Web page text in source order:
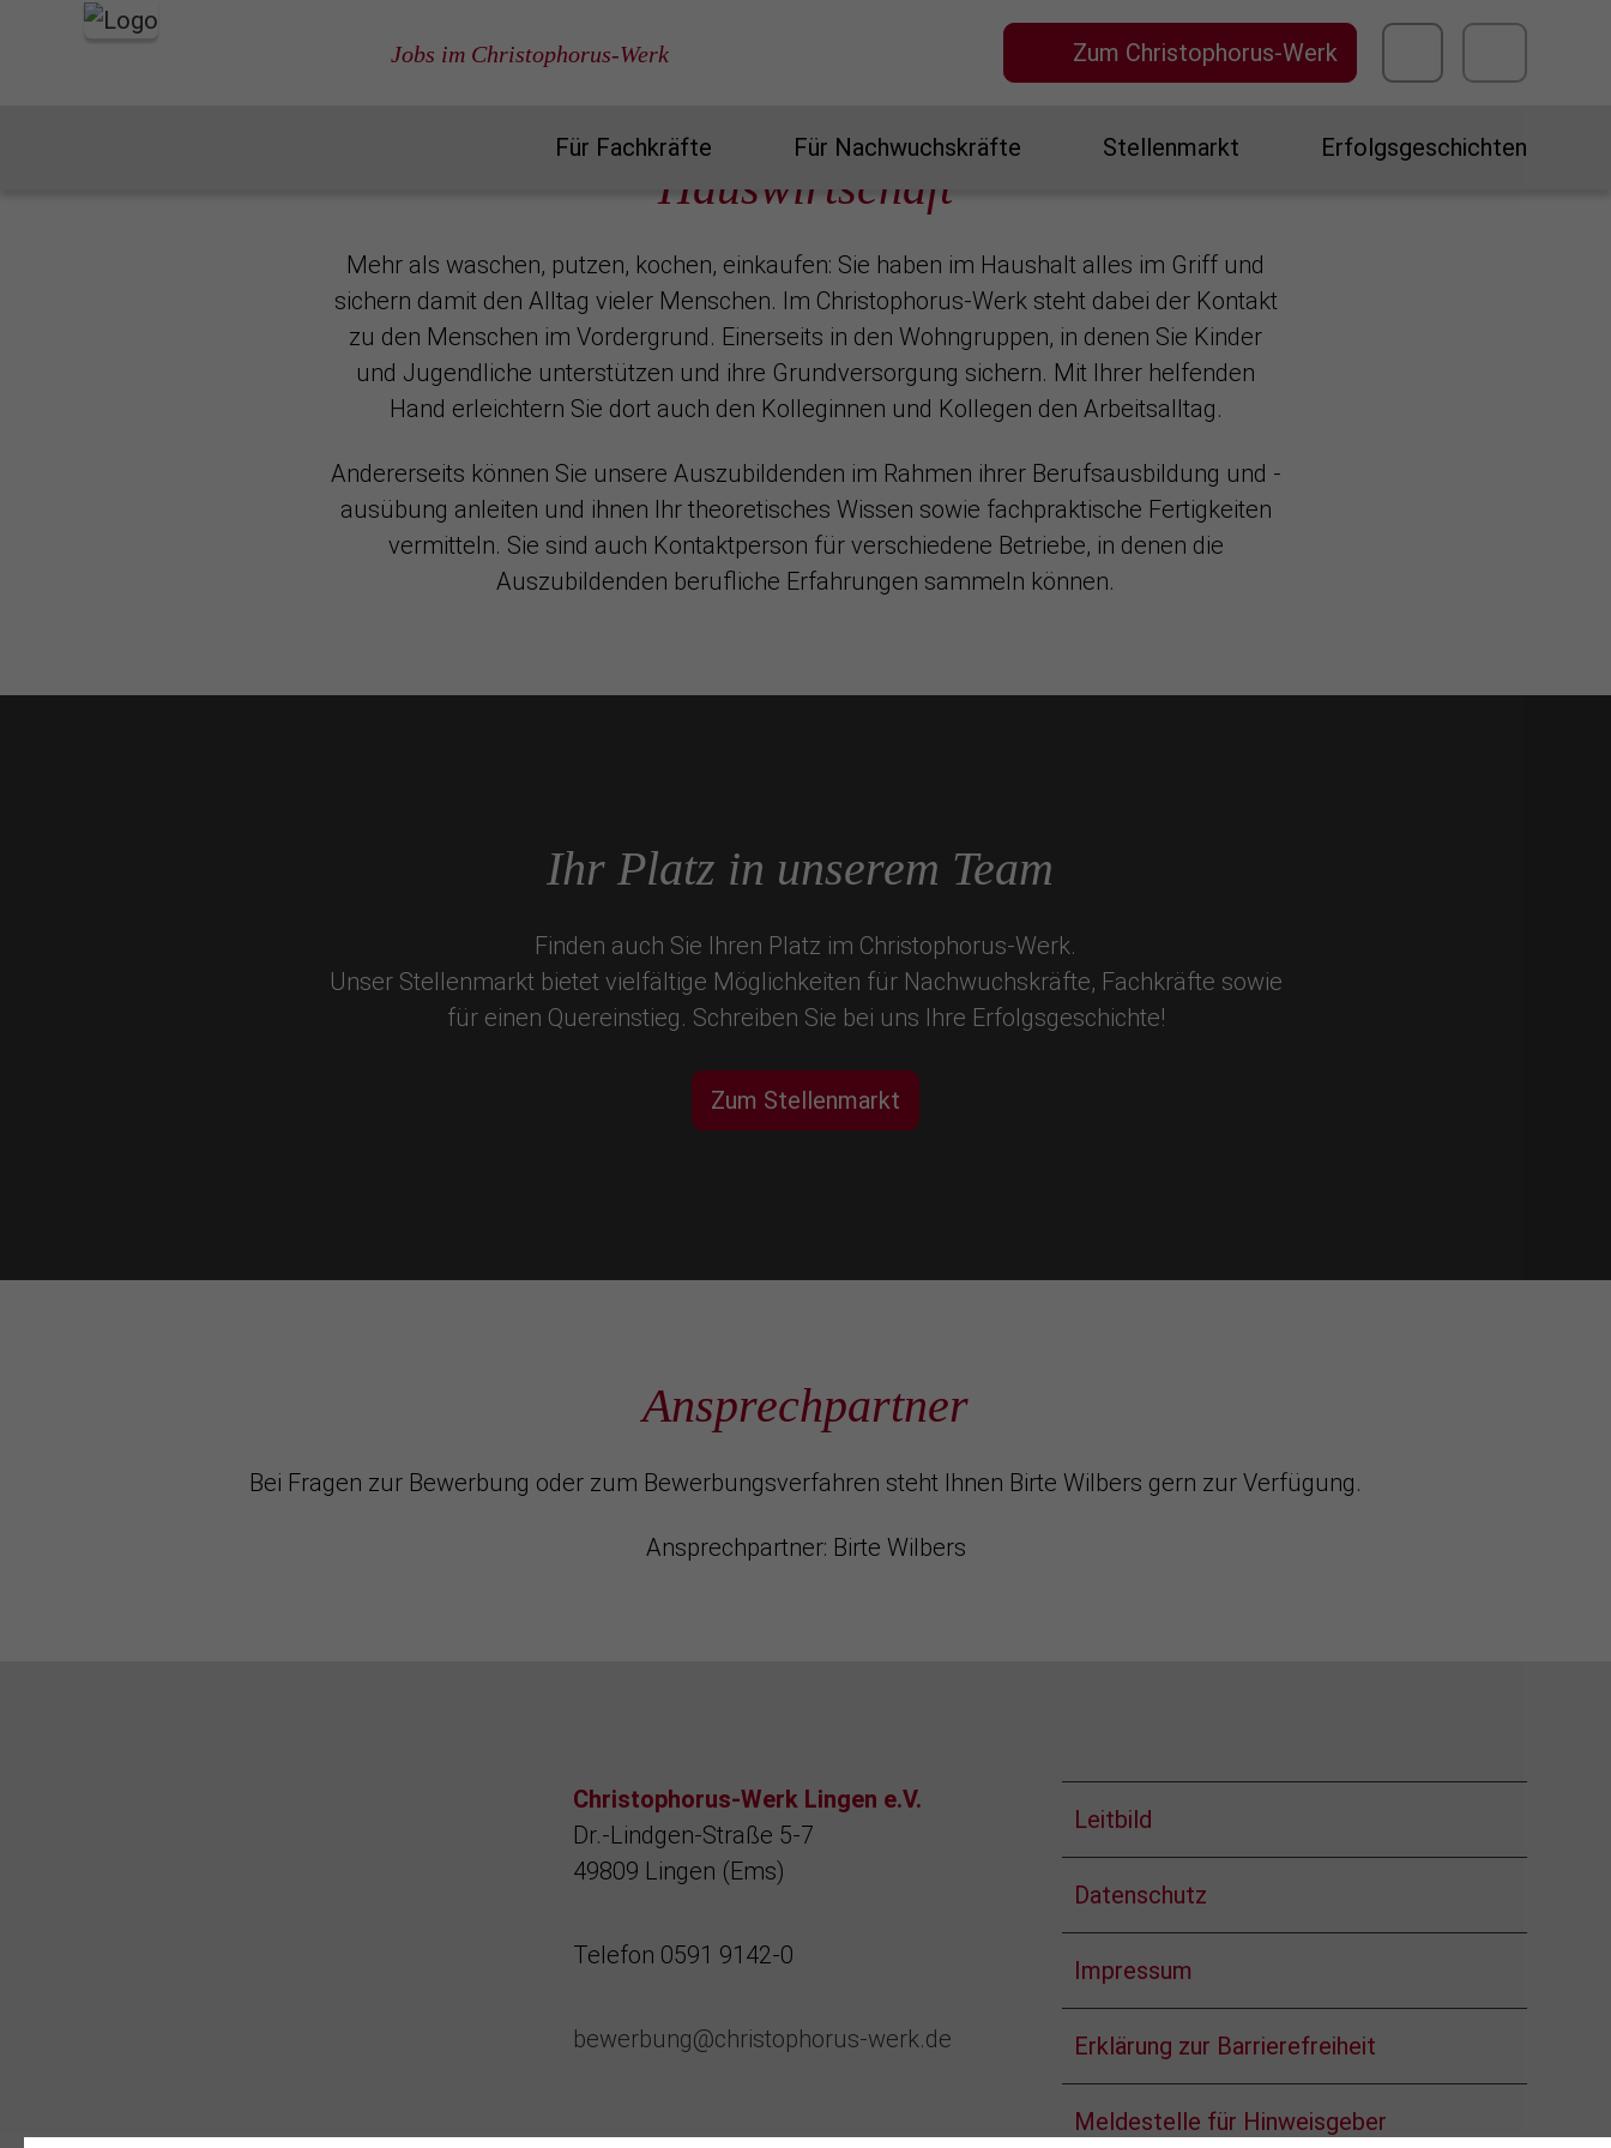
Jobs im Christophorus-Werk Zum Christophorus-Werk
Für Fachkräfte Für Nachwuchskräfte Stellenmarkt Erfolgsgeschichten
Hauswirtschaft
Mehr als waschen, putzen, kochen, einkaufen: Sie haben im Haushalt alles im Griff und
sichern damit den Alltag vieler Menschen. Im Christophorus-Werk steht dabei der Kontakt
zu den Menschen im Vordergrund. Einerseits in den Wohngruppen, in denen Sie Kinder
und Jugendliche unterstützen und ihre Grundversorgung sichern. Mit Ihrer helfenden
Hand erleichtern Sie dort auch den Kolleginnen und Kollegen den Arbeitsalltag.
Andererseits können Sie unsere Auszubildenden im Rahmen ihrer Berufsausbildung und -
ausübung anleiten und ihnen Ihr theoretisches Wissen sowie fachpraktische Fertigkeiten
vermitteln. Sie sind auch Kontaktperson für verschiedene Betriebe, in denen die
Auszubildenden berufliche Erfahrungen sammeln können.
Ihr Platz in unserem Team
Finden auch Sie Ihren Platz im Christophorus-Werk.
Unser Stellenmarkt bietet vielfältige Möglichkeiten für Nachwuchskräfte, Fachkräfte sowie
für einen Quereinstieg. Schreiben Sie bei uns Ihre Erfolgsgeschichte!
Zum Stellenmarkt
Ansprechpartner
Bei Fragen zur Bewerbung oder zum Bewerbungsverfahren steht Ihnen Birte Wilbers gern zur Verfügung.
Ansprechpartner: Birte Wilbers
Leitbild
Datenschutz
Impressum
Erklärung zur Barrierefreiheit
Meldestelle für Hinweisgeber
Christophorus-Werk Lingen e.V.
Dr.-Lindgen-Straße 5-7
49809 Lingen (Ems)
Telefon 0591 9142-0
bewerbung@christophorus-werk.de